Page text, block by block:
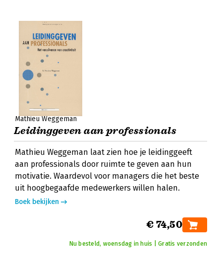
Mathieu Weggeman
Leidinggeven aan professionals
Mathieu Weggeman laat zien hoe je leidinggeeft
aan professionals door ruimte te geven aan hun
motivatie. Waardevol voor managers die het beste
uit hoogbegaafde medewerkers willen halen.
Boek bekijken
€ 74,50
Nu besteld, woensdag in huis | Gratis verzonden